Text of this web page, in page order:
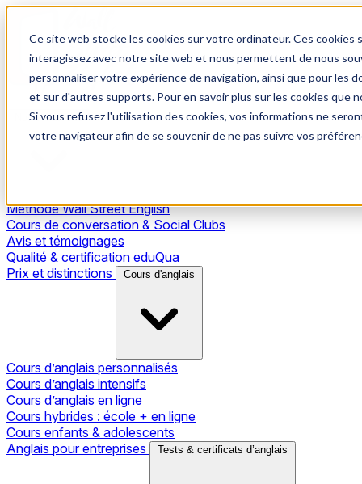
Ce site web stocke les cookies sur votre ordinateur. Ces
interagissez avec notre site web et nous permettent de nous
personnaliser votre expérience de navigation, ainsi que pour les
et sur d'autres supports. Pour en savoir plus sur les cookies
Si vous refusez l'utilisation des cookies, vos informations ne
votre navigateur afin de se souvenir de ne pas suivre vos
Notre méthode
Méthode Wall Street English
Cours de conversation & Social Clubs
Avis et témoignages
Qualité & certification eduQua
Prix et distinctions
Cours d'anglais
Cours d’anglais personnalisés
Cours d’anglais intensifs
Cours d’anglais en ligne
Cours hybrides : école + en ligne
Cours enfants & adolescents
Anglais pour entreprises
Tests & certificats d’anglais